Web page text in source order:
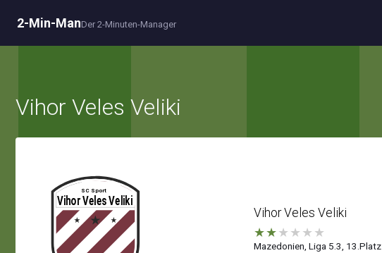
2-Min-ManDer 2-Minuten-Manager
Vihor Veles Veliki
Vihor Veles Veliki
★★★ ★ ★ ★
Mazedonien, Liga 5.3, 13.Platz